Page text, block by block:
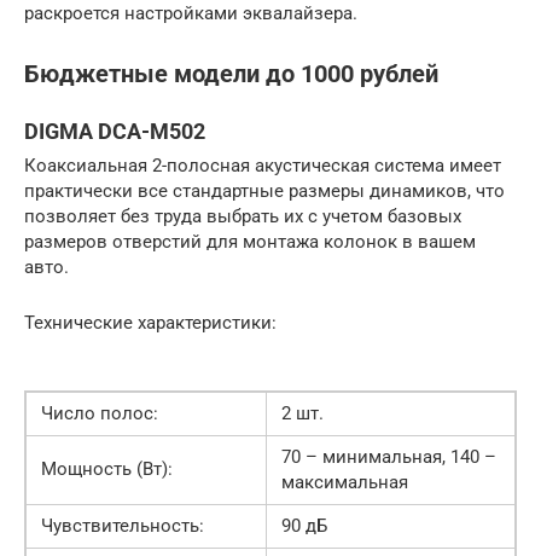
раскроется настройками эквалайзера.
Бюджетные модели до 1000 рублей
DIGMA DCA-M502
Коаксиальная 2-полосная акустическая система имеет
практически все стандартные размеры динамиков, что
позволяет без труда выбрать их с учетом базовых
размеров отверстий для монтажа колонок в вашем
авто.
Технические характеристики:
Число полос: 2 шт.
Мощность (Вт):
70 – минимальная, 140 –
максимальная
Чувствительность:
90 дБ